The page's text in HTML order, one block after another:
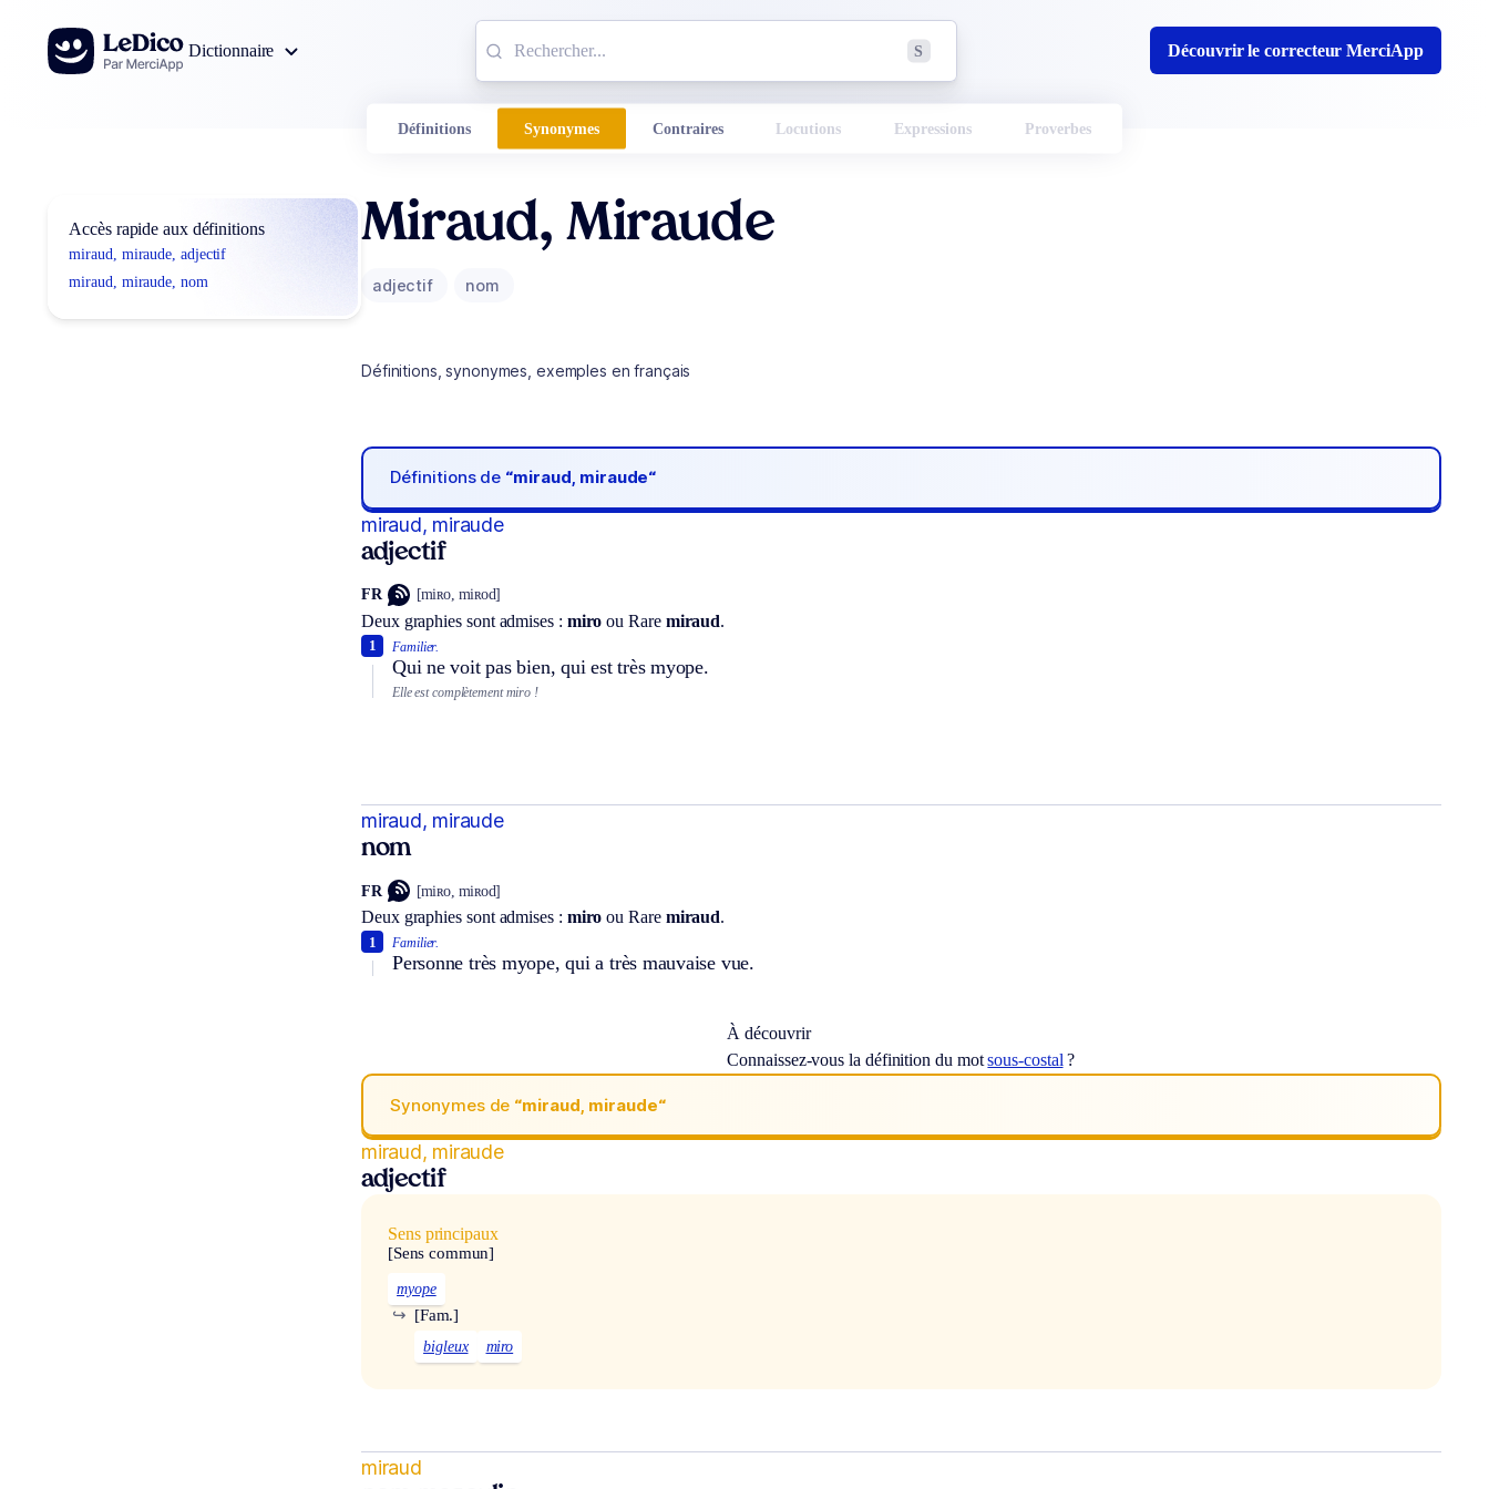
Aller au contenu
Dictionnaire
S Découvrir le correcteur MerciApp
Définitions Synonymes Contraires Locutions Expressions Proverbes
Accès rapide aux définitions
miraud, miraude, adjectif
miraud, miraude, nom
Miraud, Miraude
adjectif nom
Définitions, synonymes, exemples en français
Définitions de “miraud, miraude“
miraud, miraude
adjectif
FR [miʀo, miʀod]
Deux graphies sont admises : miro ouRare miraud.
Familier.
Qui ne voit pas bien, qui est très myope.
1
Elle est complètement miro !
miraud, miraude
nom
FR [miʀo, miʀod]
Deux graphies sont admises : miro ouRare miraud.
Familier.
Personne très myope, qui a très mauvaise vue.
1
À découvrir
Connaissez-vous la définition du motsous-costal ?
Synonymes de “miraud, miraude“
miraud, miraude
adjectif
Sens principaux
[Sens commun]
myope
[Fam.]
↪
bigleux miro
miraud